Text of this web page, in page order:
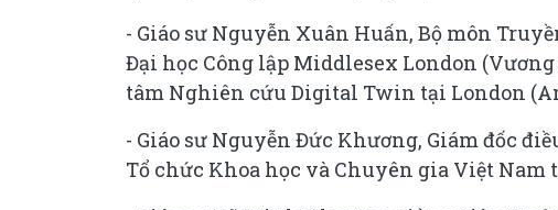
- Giáo sư Nguyễn Xuân Huấn, Bộ môn
Đại học Công lập Middlesex London
tâm Nghiên cứu Digital Twin tại London
- Giáo sư Nguyễn Đức Khương, Giám đốc
Tổ chức Khoa học và Chuyên gia Việt Nam